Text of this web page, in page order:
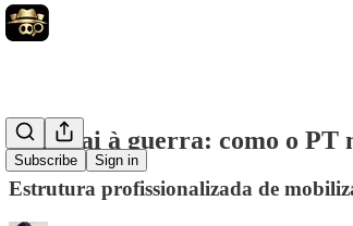
Subscribe Sign in
Lula vai à guerra: como o PT
Estrutura profissionalizada de